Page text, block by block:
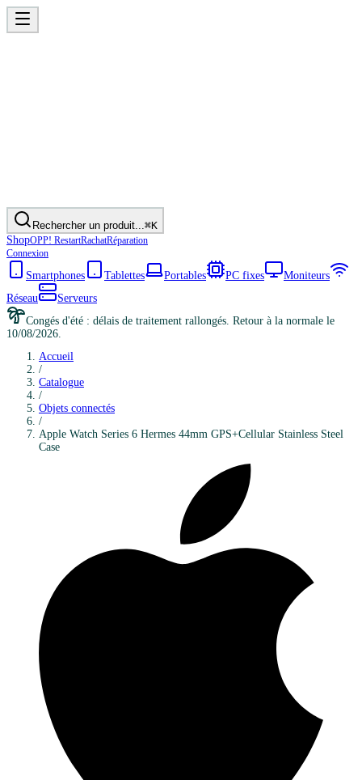
Rechercher un produit...⌘K
ShopOPP! RestartRachatRéparation
Connexion
Smartphones Tablettes Portables PC fixes
Moniteurs
Réseau
Serveurs
Congés d'été : délais de traitement rallongés. Retour à la normale le
10/08/2026.
Accueil
/
Catalogue
/
Objets connectés
/
Apple Watch Series 6 Hermes 44mm GPS+Cellular Stainless Steel
Case